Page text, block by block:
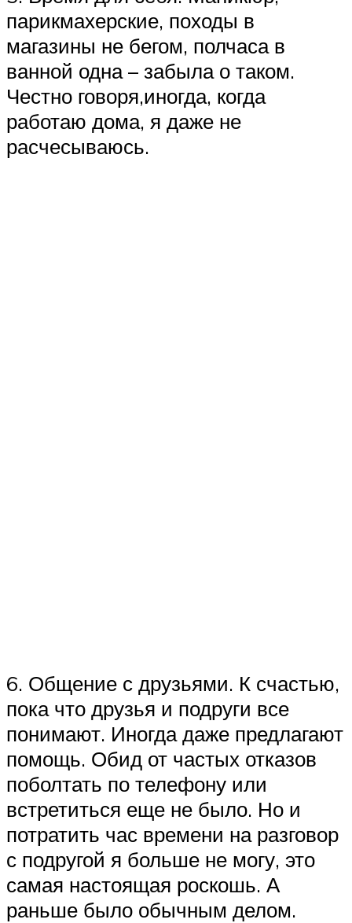
парикмахерские, походы в
магазины не бегом, полчаса в
ванной одна – забыла о таком.
Честно говоря,иногда, когда
работаю дома, я даже не
расчесываюсь.
6. Общение с друзьями. К счастью,
пока что друзья и подруги все
понимают. Иногда даже предлагают
помощь. Обид от частых отказов
поболтать по телефону или
встретиться еще не было. Но и
потратить час времени на разговор
с подругой я больше не могу, это
самая настоящая роскошь. А
раньше было обычным делом.